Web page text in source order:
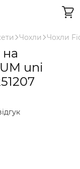
Чохли Чохли
на
uni